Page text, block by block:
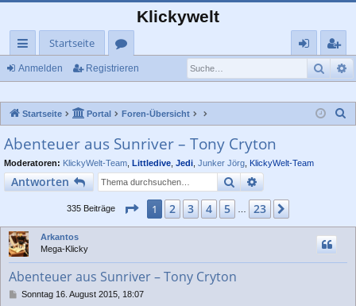
Klickywelt
ch
llz
ug
rif
f
Startseite
or
n
eg
rie
Anmelden Registrieren
Startseite Portal Foren-Übersicht
Abenteuer aus Sunriver – Tony Cryton
Moderatoren: KlickyWelt-Team Littledive Jedi Junker Jörg KlickyWelt-Team
Antworten SucheErweiterte Suche
335 Beiträge Seite1von23
1 2 3 4 5 23
Arkantos
Mega-Klicky
Abenteuer aus Sunriver – Tony Cryton
BSonntag 16. August 2015, 18:07